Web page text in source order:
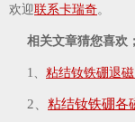
欢迎联系卡瑞奇。
相关文章猜您喜欢；
1、 粘结钕铁硼退磁
2、 粘结钕铁硼各